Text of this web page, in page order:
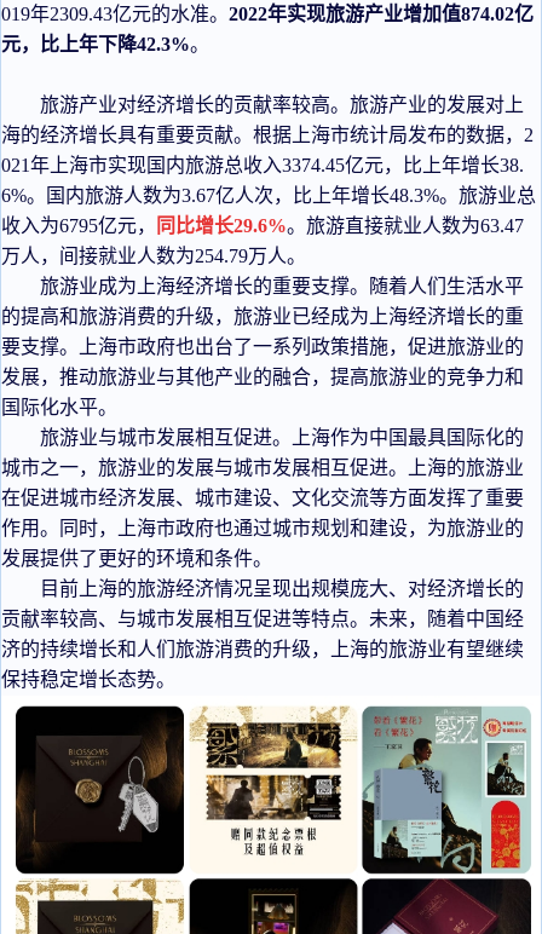
019年2309.43亿元的水准。 2022年实现旅游产业增加值874.02亿
元，比上年下降42.3%。
旅游产业对经济增长的贡献率较高。旅游产业的发展对上
海的经济增长具有重要贡献。根据上海市统计局发布的数据，2
021年上海市实现国内旅游总收入3374.45亿元，比上年增长38.
6%。国内旅游人数为3.67亿人次，比上年增长48.3%。旅游业总
收入为6795亿元，
同比增长29.6%。旅游直接就业人数为63.47
万人，间接就业人数为254.79万人。
旅游业成为上海经济增长的重要支撑。随着人们生活水平
的提高和旅游消费的升级，旅游业已经成为上海经济增长的重
要支撑。上海市政府也出台了一系列政策措施，促进旅游业的
发展，推动旅游业与其他产业的融合，提高旅游业的竞争力和
国际化水平。
旅游业与城市发展相互促进。上海作为中国最具国际化的
城市之一，旅游业的发展与城市发展相互促进。上海的旅游业
在促进城市经济发展、城市建设、文化交流等方面发挥了重要
作用。同时，上海市政府也通过城市规划和建设，为旅游业的
发展提供了更好的环境和条件。
目前上海的旅游经济情况呈现出规模庞大、对经济增长的
贡献率较高、与城市发展相互促进等特点。未来，随着中国经
济的持续增长和人们旅游消费的升级，上海的旅游业有望继续
保持稳定增长态势。